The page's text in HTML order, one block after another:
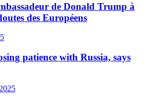
de Donald Trump à
des Européens
patience with Russia, says